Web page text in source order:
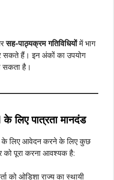
सह-पाठ्यक्रम गतिविधियोंमें भाग
हैं। इन अंकों का उपयोग
सकता है।
पात्रता मानदंड
लिए आवेदन करने के लिए कुछ
को पूरा करना आवश्यक है:
को ओडिशा राज्य का स्थायी